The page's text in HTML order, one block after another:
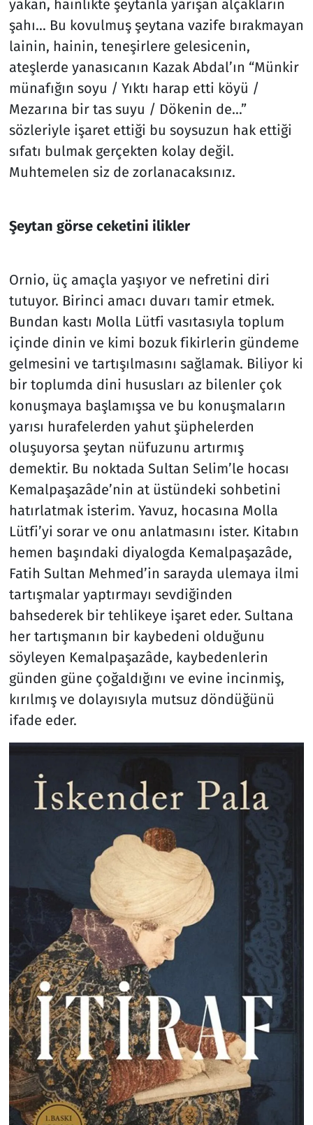
yakan, hainlikte şeytanla yarışan alçakların
şahı… Bu kovulmuş şeytana vazife bırakmayan
lainin, hainin, teneşirlere gelesicenin,
ateşlerde yanasıcanın Kazak Abdal’ın “Münkir
münafığın soyu / Yıktı harap etti köyü /
Mezarına bir tas suyu / Dökenin de…”
sözleriyle işaret ettiği bu soysuzun hak ettiği
sıfatı bulmak gerçekten kolay değil.
Muhtemelen siz de zorlanacaksınız.
Şeytan görse ceketini ilikler
Ornio, üç amaçla yaşıyor ve nefretini diri
tutuyor. Birinci amacı duvarı tamir etmek.
Bundan kastı Molla Lütfi vasıtasıyla toplum
içinde dinin ve kimi bozuk fikirlerin gündeme
gelmesini ve tartışılmasını sağlamak. Biliyor ki
bir toplumda dini hususları az bilenler çok
konuşmaya başlamışsa ve bu konuşmaların
yarısı hurafelerden yahut şüphelerden
oluşuyorsa şeytan nüfuzunu artırmış
demektir. Bu noktada Sultan Selim’le hocası
Kemalpaşazâde’nin at üstündeki sohbetini
hatırlatmak isterim. Yavuz, hocasına Molla
Lütfi’yi sorar ve onu anlatmasını ister. Kitabın
hemen başındaki diyalogda Kemalpaşazâde,
Fatih Sultan Mehmed’in sarayda ulemaya ilmi
tartışmalar yaptırmayı sevdiğinden
bahsederek bir tehlikeye işaret eder. Sultana
her tartışmanın bir kaybedeni olduğunu
söyleyen Kemalpaşazâde, kaybedenlerin
günden güne çoğaldığını ve evine incinmiş,
kırılmış ve dolayısıyla mutsuz döndüğünü
ifade eder.